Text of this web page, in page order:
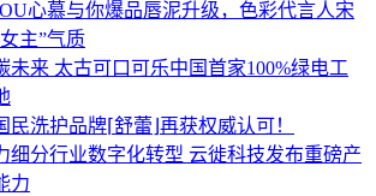
心慕与你爆品唇泥升级，色彩代言人宋
主”气质
未来 太古可口可乐中国首家100%绿电工
民洗护品牌⌈舒蕾⌋再获权威认可！
细分行业数字化转型 云徙科技发布重磅产
力